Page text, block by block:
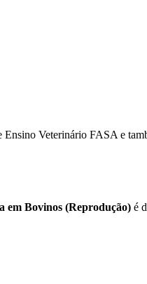
Veterinário FASA e
em Bovinos (Reprodução) é